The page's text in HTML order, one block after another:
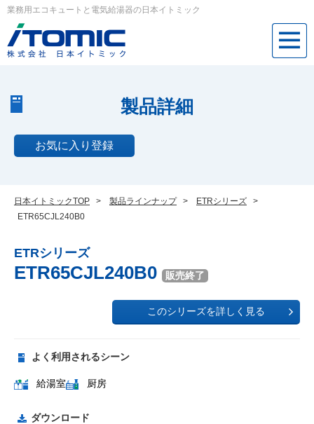
業務用エコキュートと電気給湯器の日本イトミック
製品詳細
お気に入り登録
日本イトミックTOP > 製品ラインナップ > ETRシリーズ
>
ETR65CJL240B0
ETRシリーズ
ETR65CJL240B0 販売終了
このシリーズを詳しく見る
よく利用されるシーン
給湯室 厨房
ダウンロード